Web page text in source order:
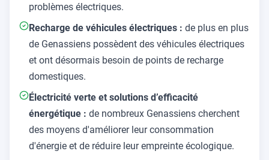
problèmes électriques.
Recharge de véhicules électriques : de plus en plus
de Genassiens possèdent des véhicules électriques
et ont désormais besoin de points de recharge
domestiques.
Électricité verte et solutions d’efficacité
énergétique : de nombreux Genassiens cherchent
des moyens d'améliorer leur consommation
d'énergie et de réduire leur empreinte écologique.